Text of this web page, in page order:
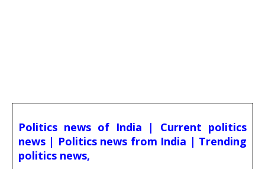
Politics news of India | Current politics
news | Politics news from India | Trending
politics news,